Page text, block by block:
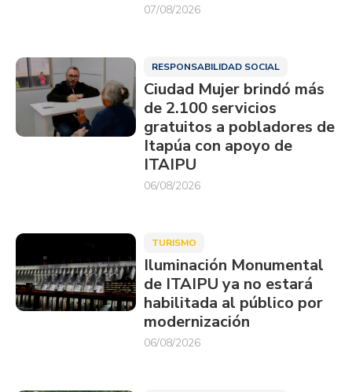
07/08/2026
RESPONSABILIDAD SOCIAL
Ciudad Mujer brindó más
de 2.100 servicios
gratuitos a pobladores de
Itapúa con apoyo de
ITAIPU
06/08/2026
TURISMO
Iluminación Monumental
de ITAIPU ya no estará
habilitada al público por
modernización
06/08/2026